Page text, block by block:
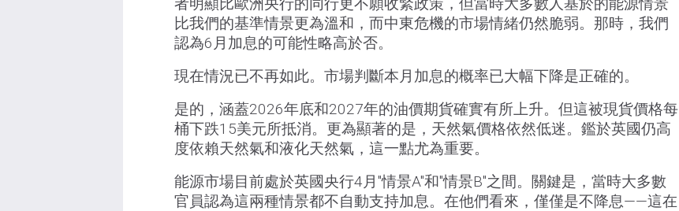
者明顯比歐洲央行的同行更不願收緊政策，但當時大多數人基於的能源情景
比我們的基準情景更為溫和，而中東危機的市場情緒仍然脆弱。那時，我們
認為6月加息的可能性略高於否。
現在情況已不再如此。市場判斷本月加息的概率已大幅下降是正確的。
是的，涵蓋2026年底和2027年的油價期貨確實有所上升。但這被現貨價格每
桶下跌15美元所抵消。更為顯著的是，天然氣價格依然低迷。鑑於英國仍高
度依賴天然氣和液化天然氣，這一點尤為重要。
能源市場目前處於英國央行4月"情景A"和"情景B"之間。關鍵是，當時大多數
官員認為這兩種情景都不自動支持加息。在他們看來，僅僅是不降息——這在